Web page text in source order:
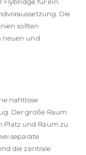
Flybridge für ein
Die
sollten
neuen und
nahtlose
Der große Raum
Platz und Raum zu
separate
die zentrale